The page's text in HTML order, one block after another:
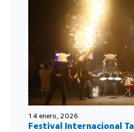
14 enero, 2026
Festival Internacional